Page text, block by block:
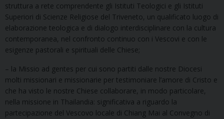
struttura a rete comprendente gli Istituti Teologici e gli Istituti
Superiori di Scienze Religiose del Triveneto, un qualificato luogo di
elaborazione teologica e di dialogo interdisciplinare con la cultura
contemporanea, nel confronto continuo con i Vescovi e con le
esigenze pastorali e spirituali delle Chiese;
– la Missio ad gentes per cui sono partiti dalle nostre Diocesi
molti missionari e missionarie per testimoniare l’amore di Cristo e
che ha visto le nostre Chiese collaborare, in modo particolare,
nella missione in Thailandia: significativa a riguardo la
partecipazione del Vescovo locale di Chiang Mai al Convegno di